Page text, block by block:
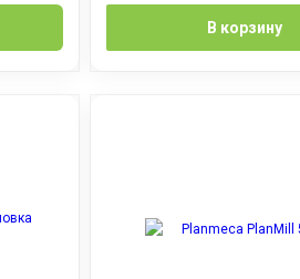
В корзину